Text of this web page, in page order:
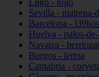
Lugo - lugo
Sevilla - mairena-
Barcelona -
Huelva - palos-
Navarra -
Burgos - lerma
Cantabria -